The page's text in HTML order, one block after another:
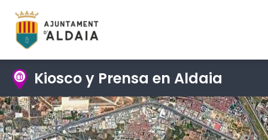
Kiosco y Prensa en Aldaia